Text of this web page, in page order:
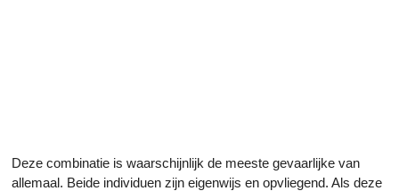
Deze combinatie is waarschijnlijk de meeste gevaarlijke van
allemaal. Beide individuen zijn eigenwijs en opvliegend. Als deze